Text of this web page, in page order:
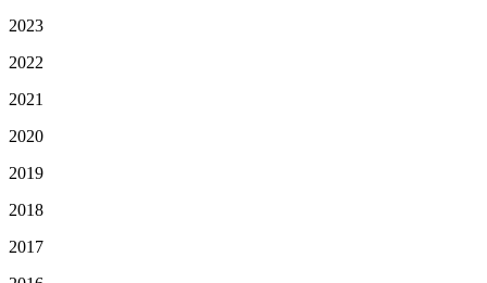
2023
2022
2021
2020
2019
2018
2017